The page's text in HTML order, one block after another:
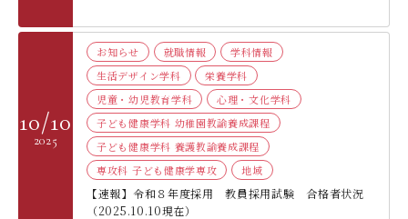
大規模災害により被災した本入学への特別措置
10/10
2025
お知らせ 就職情報
学科情報
生活デザイン学科
栄養学科
児童・幼児教育学科
心理・文化学科
子ども健康学科 幼稚園教諭養成課程
子ども健康学科 養護教諭養成課程
専攻科 子ども健康学専攻
地域
【速報】令和８年度採用 教員採用試験 合格者状況
（2025.10.10現在）